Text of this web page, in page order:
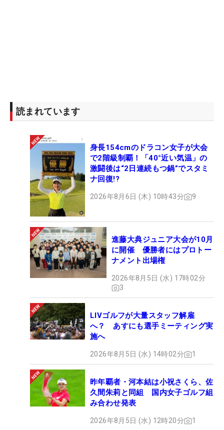
読まれています
身長154cmのドラコン女子が大会
で2階級制覇！「40°近い気温」の
激闘後は“2日連続もつ鍋”でスタミ
ナ回復!?
2026年8月6日 (木) 10時43分 9
進藤大典ジュニア大会が10月
に開催 優勝者にはプロトー
ナメント出場権
2026年8月5日 (水) 17時02分
3
LIVゴルフが大量スタッフ解雇
へ？ あすにも選手ミーティング実
施へ
2026年8月5日 (水) 14時02分 1
昨年覇者・河本結は小祝さくら、佐
久間朱莉と同組 国内女子ゴルフ組
み合わせ発表
2026年8月5日 (水) 12時20分 1